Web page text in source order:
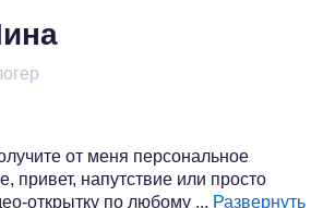
от меня персональное
привет, напутствие или просто
открытку по любому ... Развернуть